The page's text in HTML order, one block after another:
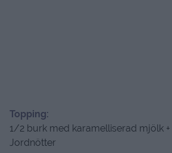
Topping:
1/2 burk med karamelliserad mjölk
Jordnötter